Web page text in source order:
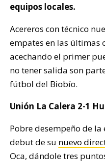
equipos locales.
Acereros con técnico
empates en las últimas
acechando el primer
no tener salida son
fútbol del Biobío.
Unión La Calera 2-1
Pobre desempeño de
debut de su nuevo
Oca, dándole tres